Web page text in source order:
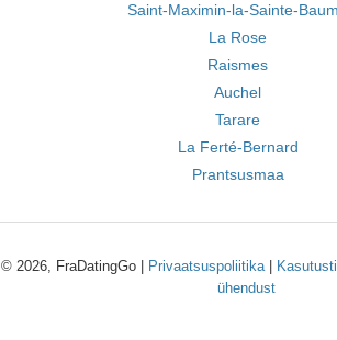
Saint-Maximin-la-Sainte-
La Rose
Raismes
Auchel
Tarare
La Ferté-Bernard
Prantsusmaa
© 2026, FraDatingGo | Privaatsuspoliitika|
ühendust